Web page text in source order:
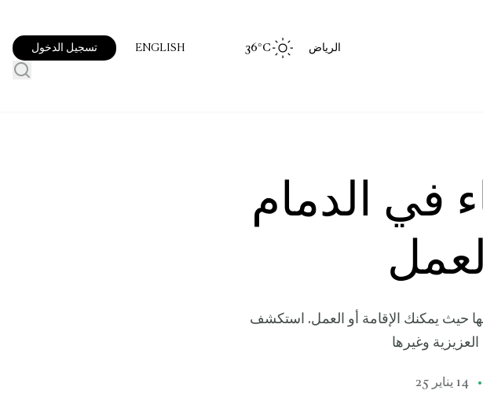
الرياض 36 °C
ENGLISH تسجيل الدخول
8 أحياء في الدمام
حيث يمكنك الإقامة أو العمل. استكشف
وغيرها
14 يناير 25